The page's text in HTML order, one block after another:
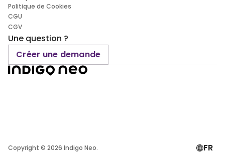
Politique de Cookies
CGU
CGV
Une question ?
Créer une demande
Copyright © 2026 Indigo Neo. FR